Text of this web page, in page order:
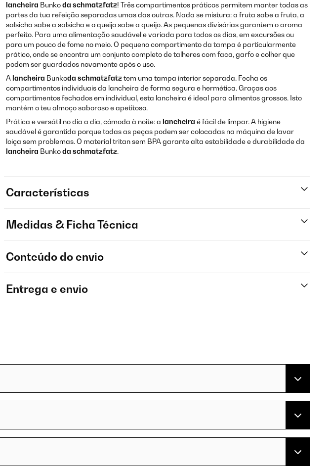
lancheira Bunkoda schmatzfatz! Três compartimentos práticos permitem manter todas as
partes da tua refeição separadas umas das outras. Nada se mistura: a fruta sabe a fruta, a
salsicha sabe a salsicha e o queijo sabe a queijo. As pequenas divisórias garantem o aroma
perfeito. Para uma alimentação saudável e variada para todos os dias, em excursões ou
para um pouco de fome no meio. O pequeno compartimento da tampa é particularmente
prático, onde se encontra um conjunto completo de talheres com faca, garfo e colher que
podem ser guardados novamente após o uso.
A lancheira Bunkoda schmatzfatz tem uma tampa interior separada. Fecha os
compartimentos individuais da lancheira de forma segura e hermética. Graças aos
compartimentos fechados em individual, esta lancheira é ideal para alimentos grossos. Isto
mantém o teu almoço saboroso e apetitoso.
Prática e versátil no dia a dia, cómoda à noite: a lancheira é fácil de limpar. A higiene
saudável é garantida porque todas as peças podem ser colocadas na máquina de lavar
loiça sem problemas. O material tritan sem BPA garante alta estabilidade e durabilidade da
lancheira Bunkoda schmatzfatz.
Características
Medidas & Ficha Técnica
Conteúdo do envio
Entrega e envio